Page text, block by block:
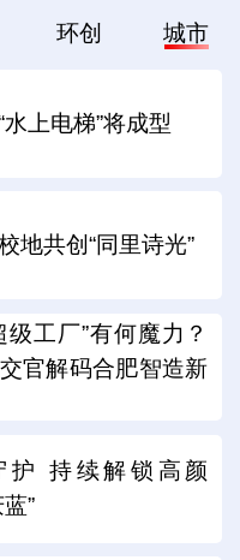
环创 城市
水上电梯”将成型
地共创“同里诗光”
级工厂”有何魔力？
官解码合肥智造新
护 持续解锁高颜
”